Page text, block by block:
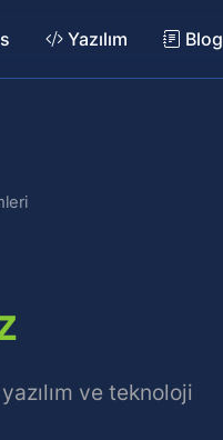
Yazılım Blog
ve teknoloji